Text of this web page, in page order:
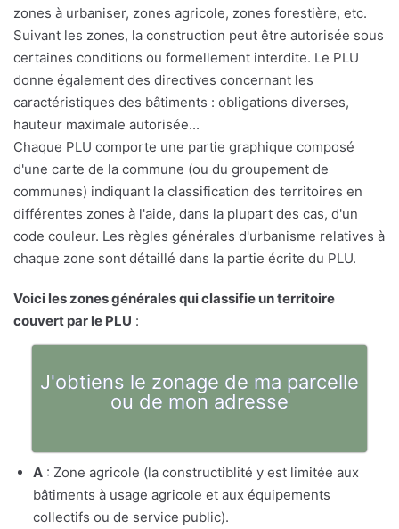
zones à urbaniser, zones agricole, zones forestière, etc.
Suivant les zones, la construction peut être autorisée sous
certaines conditions ou formellement interdite. Le PLU
donne également des directives concernant les
caractéristiques des bâtiments : obligations diverses,
hauteur maximale autorisée...
Chaque PLU comporte une partie graphique composé
d'une carte de la commune (ou du groupement de
communes) indiquant la classification des territoires en
différentes zones à l'aide, dans la plupart des cas, d'un
code couleur. Les règles générales d'urbanisme relatives à
chaque zone sont détaillé dans la partie écrite du PLU.
Voici les zones générales qui classifie un territoire
couvert par le PLU :
J'obtiens le zonage de ma parcelle
ou de mon adresse
A : Zone agricole (la constructiblité y est limitée aux
bâtiments à usage agricole et aux équipements
collectifs ou de service public).